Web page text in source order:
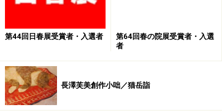
第44回日春展受賞者・入選者
第64回春の院展受賞者・入選
者
長澤芙美創作小咄／猫岳詣